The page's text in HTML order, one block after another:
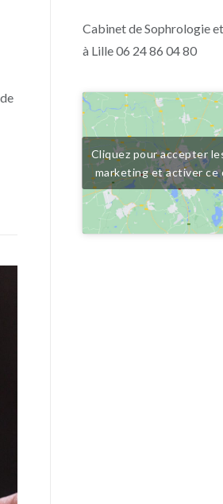
Cabinet de Sophrologie
à Lille 06 24 86 04 80
Cliquez pour accepter
marketing et activer ce